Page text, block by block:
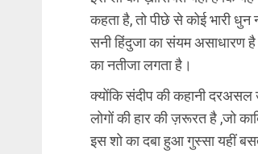
कहता है, तो पीछे से कोई भारी
सनी हिंदुजा का संयम असाधारण
का नतीजा लगता है।
क्योंकि संदीप की कहानी
लोगों की हार की ज़रूरत है ,जो
इस शो का दबा हुआ गुस्सा यहीं